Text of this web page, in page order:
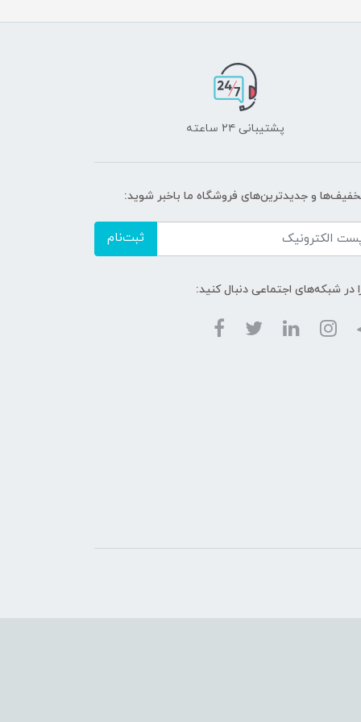
پشتیبانی ۲۴ ساعته
و جدیدترین‌های فروشگاه ما باخبر شوید:
ثبت‌نام
در شبکه‌های اجتماعی دنبال کنید: